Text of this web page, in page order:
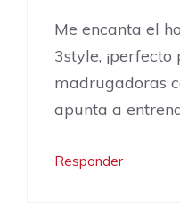
Me encanta el
3style, ¡perfecto
madrugadoras
apunta a
Responder